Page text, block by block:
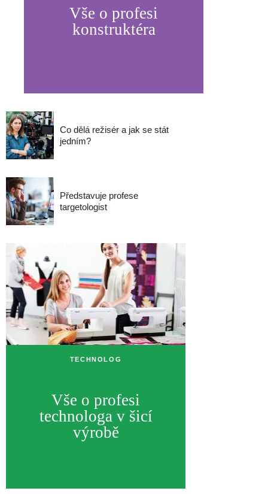
Vše o profesi
konstruktéra
Co dělá režisér a jak se stát
jedním?
Představuje profese
targetologist
TECHNOLOG
Vše o profesi
technologa v šicí
výrobě